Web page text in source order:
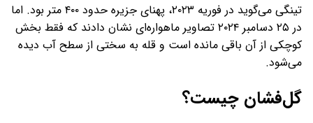
تینگی می‌گوید در فوریه ۲۰۲۳، پهنای جزیره حدود ۴۰۰ متر بود. اما
در ۲۵ دسامبر ۲۰۲۴ تصاویر ماهواره‌ای نشان دادند که فقط بخش
کوچکی از آن باقی مانده است و قله به سختی از سطح آب دیده
می‌شود.
گل‌فشان چیست؟